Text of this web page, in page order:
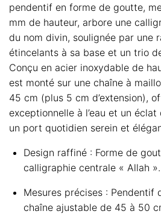
pendentif en forme de goutte,
mm de hauteur, arbore une
du nom divin, soulignée par une
étincelants à sa base et un trio
Conçu en acier inoxydable de
est monté sur une chaîne à
45 cm (plus 5 cm d’extension),
exceptionnelle à l’eau et un
un port quotidien serein et
Design raffiné : Forme de
calligraphie centrale « Allah ».
Mesures précises : Pendentif
chaîne ajustable de 45 à 50